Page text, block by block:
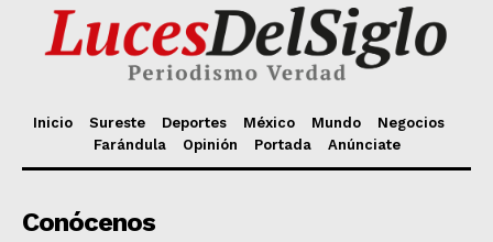
Inicio Sureste Deportes México Mundo
Negocios
Farándula
Opinión Portada Anúnciate
Conócenos